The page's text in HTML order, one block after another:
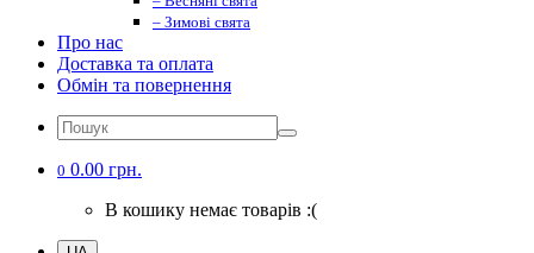
– Зимові свята
Про нас
Доставка та оплата
Обмін та повернення
0 0.00 грн.
В кошику немає товарів :(